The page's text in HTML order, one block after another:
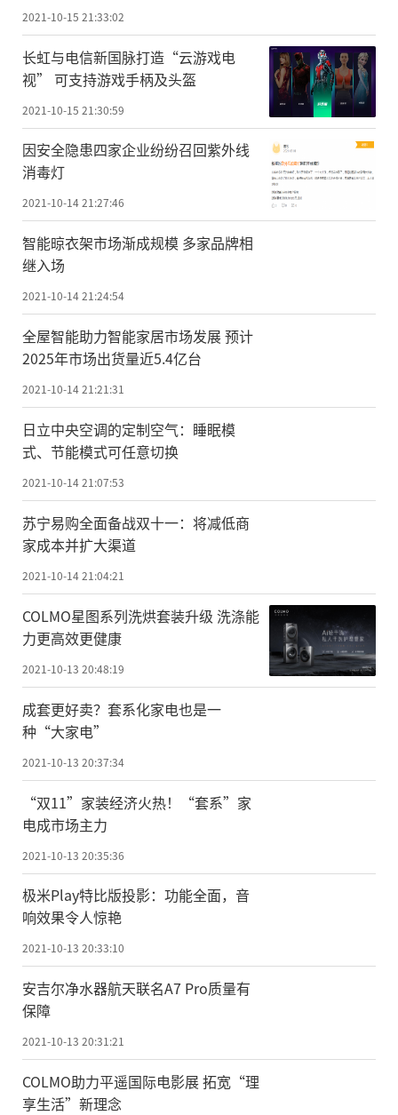
2021-10-15 21:33:02
长虹与电信新国脉打造“云游戏电
视” 可支持游戏手柄及头盔
2021-10-15 21:30:59
因安全隐患四家企业纷纷召回紫外线
消毒灯
2021-10-14 21:27:46
智能晾衣架市场渐成规模 多家品牌相
继入场
2021-10-14 21:24:54
全屋智能助力智能家居市场发展 预计
2025年市场出货量近5.4亿台
2021-10-14 21:21:31
日立中央空调的定制空气：睡眠模
式、节能模式可任意切换
2021-10-14 21:07:53
苏宁易购全面备战双十一：将减低商
家成本并扩大渠道
2021-10-14 21:04:21
COLMO星图系列洗烘套装升级 洗涤能
力更高效更健康
2021-10-13 20:48:19
成套更好卖？套系化家电也是一
种“大家电”
2021-10-13 20:37:34
“双11”家装经济火热！“套系”家
电成市场主力
2021-10-13 20:35:36
极米Play特比版投影：功能全面，音
响效果令人惊艳
2021-10-13 20:33:10
安吉尔净水器航天联名A7 Pro质量有
保障
2021-10-13 20:31:21
COLMO助力平遥国际电影展 拓宽“理
享生活”新理念